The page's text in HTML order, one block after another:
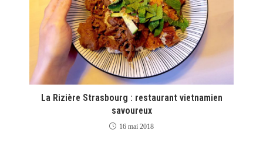
La Rizière Strasbourg : restaurant vietnamien
savoureux
16 mai 2018